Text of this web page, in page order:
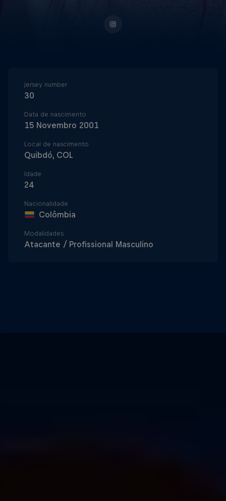
jersey number
30
Data de nascimento
15 Novembro 2001
Local de nascimento
Quibdó, COL
Idade
24
Nacionalidade
Colômbia
Modalidades
Atacante / Profissional Masculino